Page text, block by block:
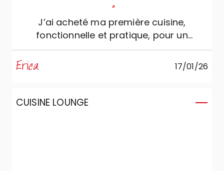
"
J’ai acheté ma première cuisine,
fonctionnelle et pratique, pour un
environnement open space.
Erica 17/01/26
CUISINE LOUNGE